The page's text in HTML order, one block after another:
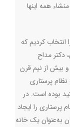
همه اینها
کردیم که
دکتر مداح
پرستاری مراقبت به توان عشق است. در سال ۱۳۵۳ و بیش از نیم قرن
پرستاری
بوده است. در
پرستاری را ایجاد
به‌عنوان یک خانه